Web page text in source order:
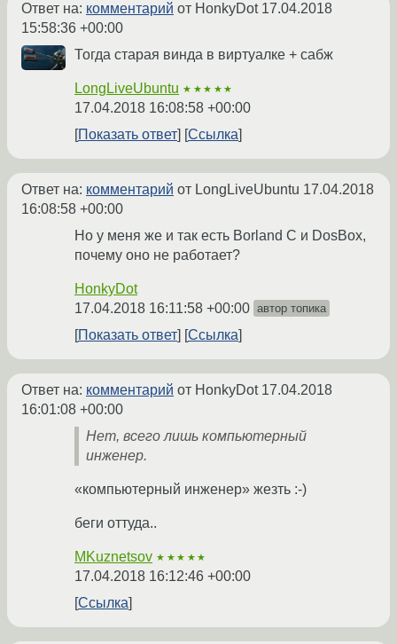
Ответ на: комментарий от HonkyDot 17.04.2018
15:58:36 +00:00
Тогда старая винда в виртуалке + сабж
LongLiveUbuntu ★★★★★
17.04.2018 16:08:58 +00:00
Показать ответ
Ссылка
Ответ на: комментарий от LongLiveUbuntu 17.04.2018
16:08:58 +00:00
Но у меня же и так есть Borland C и DosBox,
почему оно не работает?
HonkyDot
17.04.2018 16:11:58 +00:00 автор топика
Показать ответ Ссылка
Ответ на: комментарий от HonkyDot 17.04.2018
16:01:08 +00:00
Нет, всего лишь компьютерный
инженер.
«компьютерный инженер» жезть :-)
беги оттуда..
MKuznetsov ★★★★★
17.04.2018 16:12:46 +00:00
Ссылка